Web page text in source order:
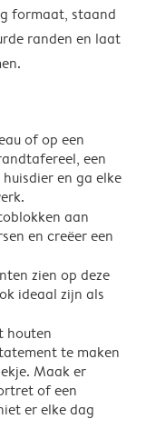
formaat, staand
randen en laat
of op een
een
en ga elke
aan
en creëer een
zien op deze
ideaal zijn als
houten
te maken
Maak er
of een
er elke dag